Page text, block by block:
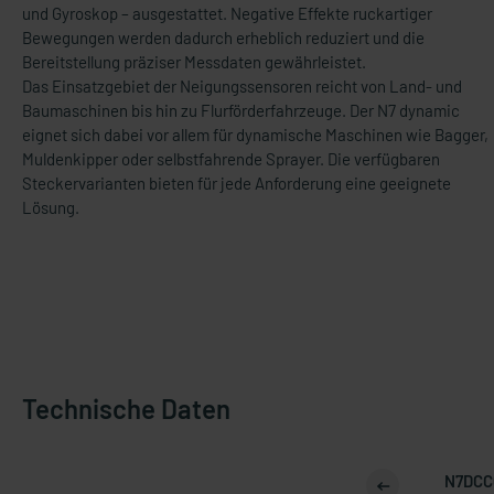
und Gyroskop – ausgestattet. Negative Effekte ruckartiger
Bewegungen werden dadurch erheblich reduziert und die
Bereitstellung präziser Messdaten gewährleistet.
Das Einsatzgebiet der Neigungssensoren reicht von Land- und
Baumaschinen bis hin zu Flurförderfahrzeuge. Der N7 dynamic
eignet sich dabei vor allem für dynamische Maschinen wie Bagger,
Muldenkipper oder selbstfahrende Sprayer. Die verfügbaren
Steckervarianten bieten für jede Anforderung eine geeignete
Lösung.
Technische Daten